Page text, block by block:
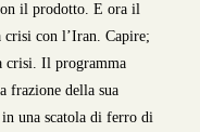
il prodotto. E ora il
crisi con l’Iran. Capire;
crisi. Il programma
frazione della sua
in una scatola di ferro di